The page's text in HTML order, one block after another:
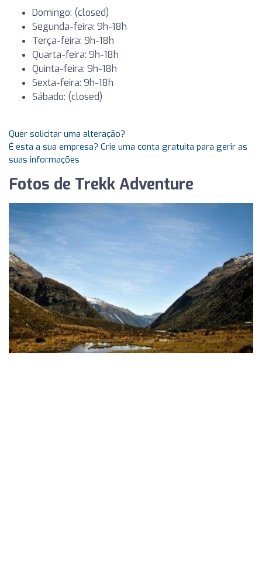
Domingo: (closed)
Segunda-feira: 9h-18h
Terça-feira: 9h-18h
Quarta-feira: 9h-18h
Quinta-feira: 9h-18h
Sexta-feira: 9h-18h
Sábado: (closed)
Quer solicitar uma alteração?
É esta a sua empresa? Crie uma conta gratuita para gerir as
suas informações
Fotos de Trekk Adventure